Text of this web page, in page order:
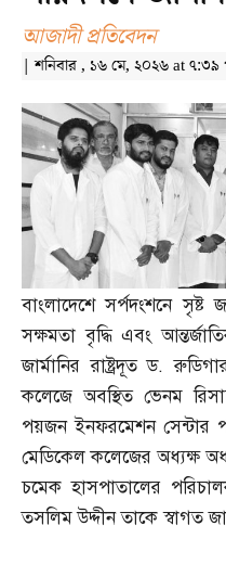
আজাদী প্রতিবেদন
| শনিবার , ১৬ মে, ২০২৬ at ৭:৩৯
বাংলাদেশে সর্পদংশনে সৃষ্ট
সক্ষমতা বৃদ্ধি এবং
জার্মানির রাষ্ট্রদূত ড.
কলেজে অবস্থিত ভেনম
পয়জন ইনফরমেশন সেন্টার
মেডিকেল কলেজের অধ্যক্ষ
চমেক হাসপাতালের
তসলিম উদ্দীন তাকে স্বাগত